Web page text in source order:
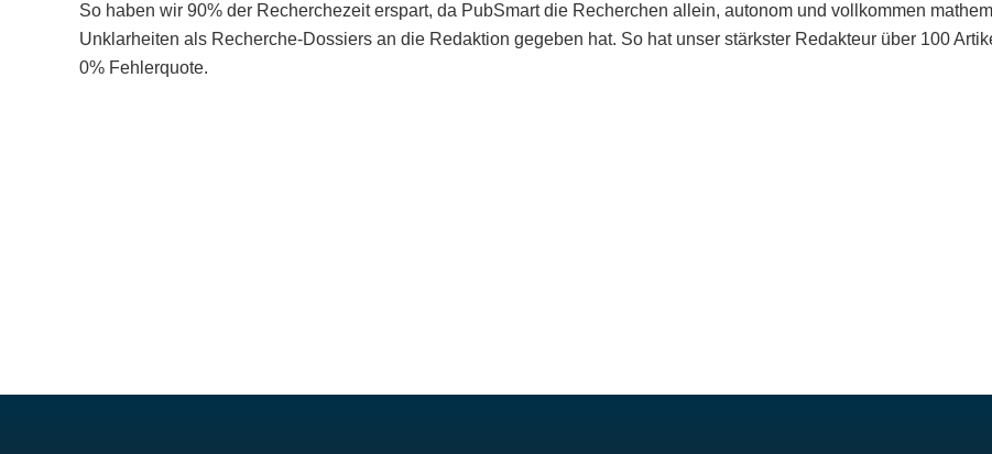
So haben wir 90% der Recherchezeit erspart, da PubSmart die Recherchen allein, autonom und vollkommen
Unklarheiten als Recherche-Dossiers an die Redaktion gegeben hat. So hat unser stärkster Redakteur über 100
0% Fehlerquote.